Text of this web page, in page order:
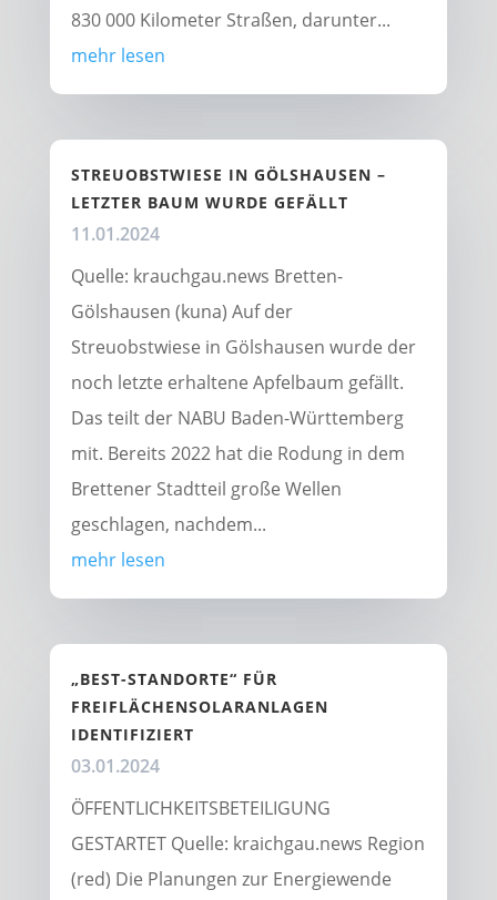
830 000 Kilometer Straßen, darunter...
mehr lesen
STREUOBSTWIESE IN GÖLSHAUSEN –
LETZTER BAUM WURDE GEFÄLLT
11.01.2024
Quelle: krauchgau.news Bretten-
Gölshausen (kuna) Auf der
Streuobstwiese in Gölshausen wurde der
noch letzte erhaltene Apfelbaum gefällt.
Das teilt der NABU Baden-Württemberg
mit. Bereits 2022 hat die Rodung in dem
Brettener Stadtteil große Wellen
geschlagen, nachdem...
mehr lesen
„BEST-STANDORTE“ FÜR
FREIFLÄCHENSOLARANLAGEN
IDENTIFIZIERT
03.01.2024
ÖFFENTLICHKEITSBETEILIGUNG
GESTARTET Quelle: kraichgau.news Region
(red) Die Planungen zur Energiewende